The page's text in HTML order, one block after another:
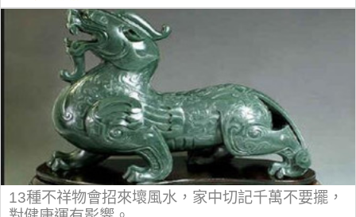
13種不祥物會招來壞風水，家中切記千萬不要擺，